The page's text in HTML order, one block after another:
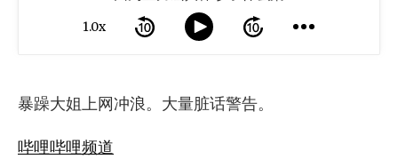
1.0x
暴躁大姐上网冲浪。大量脏话警告。
哔哩哔哩频道